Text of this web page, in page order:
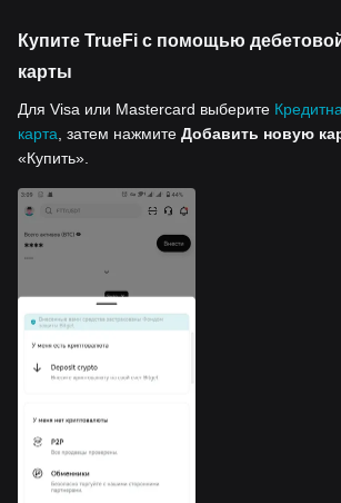
Купите TrueFi с помощью
карты
Для Visa или Mastercard выберите
карта , затем нажмите Добавить новую
«Купить».